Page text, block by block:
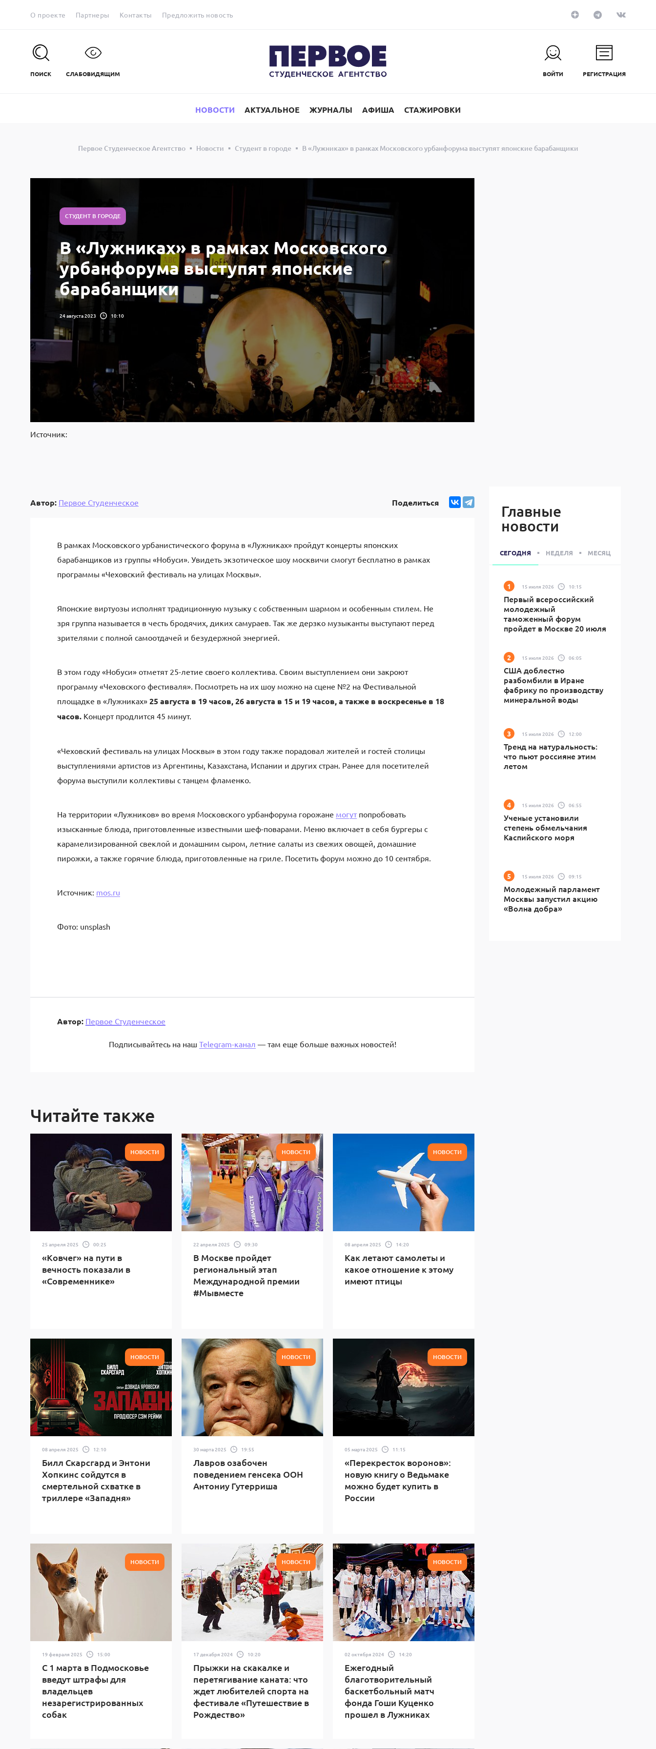
О проекте Партнеры Контакты Предложить новость
ПОИСК СЛАБОВИДЯЩИМ ВОЙТИ РЕГИСТРАЦИЯ
НОВОСТИ АКТУАЛЬНОЕ ЖУРНАЛЫ АФИША СТАЖИРОВКИ
Первое Студенческое Агентство Новости Студент в городе В «Лужниках» в рамках Московского урбанфорума выступят японские барабанщики
СТУДЕНТ В ГОРОДЕ
В «Лужниках» в рамках Московского
урбанфорума выступят японские
барабанщики
24 августа 2023 10:10
Источник:
Автор: Первое Студенческое Поделиться
В рамках Московского урбанистического форума в «Лужниках» пройдут концерты японских
барабанщиков из группы «Нобуси». Увидеть экзотическое шоу москвичи смогут бесплатно в рамках
программы «Чеховский фестиваль на улицах Москвы».
Японские виртуозы исполнят традиционную музыку с собственным шармом и особенным стилем. Не
зря группа называется в честь бродячих, диких самураев. Так же дерзко музыканты выступают перед
зрителями с полной самоотдачей и безудержной энергией.
В этом году «Нобуси» отметят 25-летие своего коллектива. Своим выступлением они закроют
программу «Чеховского фестиваля». Посмотреть на их шоу можно на сцене №2 на Фестивальной
площадке в «Лужниках» 25 августа в 19 часов, 26 августа в 15 и 19 часов, а также в воскресенье в 18
часов. Концерт продлится 45 минут.
«Чеховский фестиваль на улицах Москвы» в этом году также порадовал жителей и гостей столицы
выступлениями артистов из Аргентины, Казахстана, Испании и других стран. Ранее для посетителей
форума выступили коллективы с танцем фламенко.
На территории «Лужников» во время Московского урбанфорума горожане могут попробовать
изысканные блюда, приготовленные известными шеф-поварами. Меню включает в себя бургеры с
карамелизированной свеклой и домашним сыром, летние салаты из свежих овощей, домашние
пирожки, а также горячие блюда, приготовленные на гриле. Посетить форум можно до 10 сентября.
Источник: mos.ru
Фото: unsplash
Автор: Первое Студенческое
Подписывайтесь на наш Telegram-канал — там еще больше важных новостей!
Читайте также
НОВОСТИ
25 апреля 2025 00:25
«Ковчег» на пути в
вечность показали в
«Современнике»
НОВОСТИ
22 апреля 2025 09:30
В Москве пройдет
региональный этап
Международной премии
#Мывместе
НОВОСТИ
08 апреля 2025 14:20
Как летают самолеты и
какое отношение к этому
имеют птицы
НОВОСТИ
08 апреля 2025 12:10
Билл Скарсгард и Энтони
Хопкинс сойдутся в
смертельной схватке в
триллере «Западня»
НОВОСТИ
30 марта 2025 19:55
Лавров озабочен
поведением генсека ООН
Антониу Гутерриша
НОВОСТИ
05 марта 2025 11:15
«Перекресток воронов»:
новую книгу о Ведьмаке
можно будет купить в
России
НОВОСТИ
19 февраля 2025 15:00
С 1 марта в Подмосковье
введут штрафы для
владельцев
незарегистрированных
собак
НОВОСТИ
17 декабря 2024 10:20
Прыжки на скакалке и
перетягивание каната: что
ждет любителей спорта на
фестивале «Путешествие в
Рождество»
НОВОСТИ
02 октября 2024 14:20
Ежегодный
благотворительный
баскетбольный матч
фонда Гоши Куценко
прошел в Лужниках
Главные
новости
СЕГОДНЯ НЕДЕЛЯ МЕСЯЦ
15 июля 2026 10:15
Первый всероссийский
молодежный
таможенный форум
пройдет в Москве 20 июля
15 июля 2026 06:05
США доблестно
разбомбили в Иране
фабрику по производству
минеральной воды
15 июля 2026 12:00
Тренд на натуральность:
что пьют россияне этим
летом
15 июля 2026 06:55
Ученые установили
степень обмельчания
Каспийского моря
15 июля 2026 09:15
Молодежный парламент
Москвы запустил акцию
«Волна добра»